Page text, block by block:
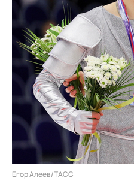
Егор Алеев/ТАСС